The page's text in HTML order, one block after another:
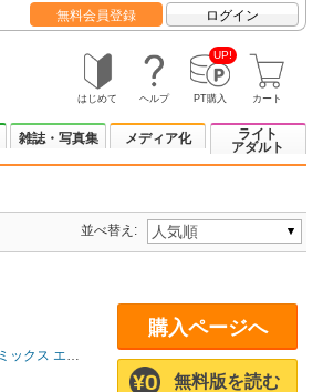
無料会員登録 ログイン
はじめて ヘルプ
UP!
PT購入 カート
雑誌・写真集 メディア化
ライト
アダルト
並べ替え:
エクストラ
購入ページへ
無料版を読む